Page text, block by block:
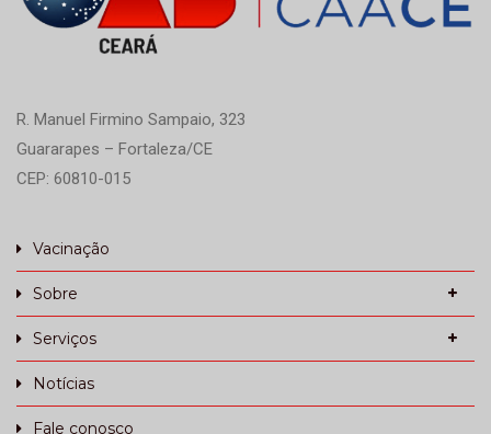
R. Manuel Firmino Sampaio, 323
Guararapes – Fortaleza/CE
CEP: 60810-015
Vacinação
Sobre
Serviços
Notícias
Fale conosco